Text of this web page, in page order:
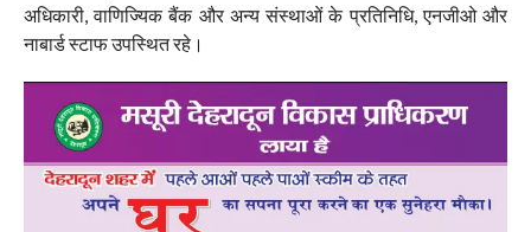
अधिकारी, वाणिज्यिक बैंक और अन्य संस्थाओं के प्रतिनिधि, एनजीओ और
नाबार्ड स्टाफ उपस्थित रहे।